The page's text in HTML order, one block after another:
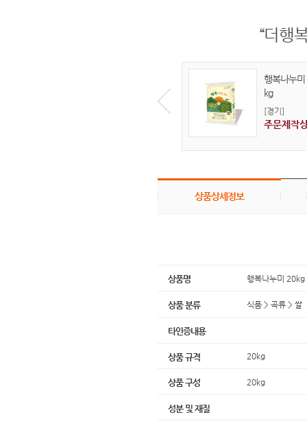
“더행
행복나누미
kg
[경기]
주문제작
상품상세정보
상품명 행복나누미 20kg
상품 분류 식품 > 곡류 > 쌀
타인증내용
상품 규격 20kg
상품 구성 20kg
성분 및 재질